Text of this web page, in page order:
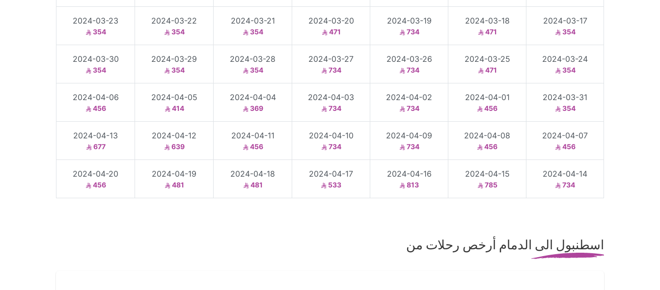
2024-03-17
354
2024-03-18
471
2024-03-19
734
2024-03-20
471
2024-03-21
354
2024-03-22
354
2024-03-23
354
2024-03-24
354
2024-03-25
471
2024-03-26
734
2024-03-27
734
2024-03-28
354
2024-03-29
354
2024-03-30
354
2024-03-31
354
2024-04-01
456
2024-04-02
734
2024-04-03
734
2024-04-04
369
2024-04-05
414
2024-04-06
456
2024-04-07
456
2024-04-08
456
2024-04-09
734
2024-04-10
734
2024-04-11
456
2024-04-12
639
2024-04-13
677
2024-04-14
734
2024-04-15
785
2024-04-16
813
2024-04-17
533
2024-04-18
481
2024-04-19
481
2024-04-20
456
اسطنبول الى الدمام أرخص رحلات من